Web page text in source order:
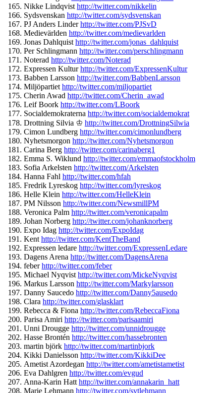
Nikke Lindqvist http://twitter.com/nikkelin
Sydsvenskan http://twitter.com/sydsvenskan
PJ Anders Linderhttp://twitter.com/PJSvD
Medievärlden http://twitter.com/medievarlden
Jonas Dahlquist http://twitter.com/jonas_dahlquist
Per Schlingmann http://twitter.com/perschlingmann
Noterad http://twitter.com/Noterad
Expressen Kulturhttp://twitter.com/ExpressenKultur
Babben Larsson http://twitter.com/BabbenLarsson
Miljöpartiet http://twitter.com/miljopartiet
Cherin Awad http://twitter.com/Cherin_awad
Leif Boork http://twitter.com/LBoork
Socialdemokraterna http://twitter.com/socialdemokrat
Drottning Silvia ♔ http://twitter.com/DrottningSilwia
Cimon Lundberg http://twitter.com/cimonlundberg
Nyhetsmorgon http://twitter.com/Nyhetsmorgon
Carina Berg http://twitter.com/carinaberg1
Emma S. Wiklund http://twitter.com/emmaofstockholm
Sofia Arkelsten http://twitter.com/Arkelsten
Hanna Fahl http://twitter.com/hfah
Fredrik Lyreskog http://twitter.com/lyreskog
Helle Klein http://twitter.com/HelleKlein
PM Nilsson http://twitter.com/NewsmillPM
Veronica Palm http://twitter.com/veronicapalm
Johan Norberg http://twitter.com/johanknorberg
Expo Idag http://twitter.com/ExpoIdag
Kent http://twitter.com/KentTheBand
Expressen ledare http://twitter.com/ExpressenLedare
Dagens Arena http://twitter.com/DagensArena
feberhttp://twitter.com/feber
Michael Nyqvist http://twitter.com/MickeNyqvist
Markus Larsson http://twitter.com/Markylarsson
Danny Saucedo http://twitter.com/Danny5ausedo
Clara http://twitter.com/glasklart
Rebecca & Fiona http://twitter.com/RebeccaFiona
Parisa Amiri http://twitter.com/parisaamiri
Unni Drougge http://twitter.com/unnidrougge
Hasse Brontén http://twitter.com/hassebronten
martin björk http://twitter.com/martinbjork
Kikki Danielsson http://twitter.com/KikkiDee
Ametist Azordegan http://twitter.com/ametistametist
Eva Dahlgren http://twitter.com/evgud
Anna-Karin Hatt http://twitter.com/annakarin_hatt
Marie Lehmann http://twitter.com/svtlehmann